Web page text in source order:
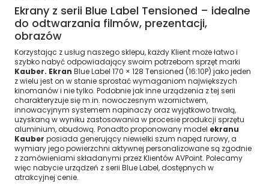
Ekrany z serii Blue Label Tensioned – idealne
do odtwarzania filmów, prezentacji,
obrazów
Korzystając z usług naszego sklepu, każdy Klient może łatwo i
szybko nabyć odpowiadający swoim potrzebom sprzęt marki
Kauber. Ekran Blue Label 170 × 128 Tensioned (16:10P) jako jeden
z wielu jest on w stanie sprostać wymaganiom największych
kinomanów i nie tylko. Podobnie jak inne urządzenia z tej serii
charakteryzuje się m.in. nowoczesnym wzornictwem,
innowacyjnym systemem napinaczy oraz wyjątkowo trwałą,
uzyskaną w wyniku zastosowania w procesie produkcji sprzętu
aluminium, obudową. Ponadto proponowany model ekranu
Kauber posiada generujący niewielki szum napęd rurowy, a
wymiary jego powierzchni aktywnej personalizowane są zgodnie
z zamówieniami składanymi przez Klientów AVPoint. Polecamy
więc nabycie urządzeń z serii Blue Label, dostępnych w
atrakcyjnej cenie.